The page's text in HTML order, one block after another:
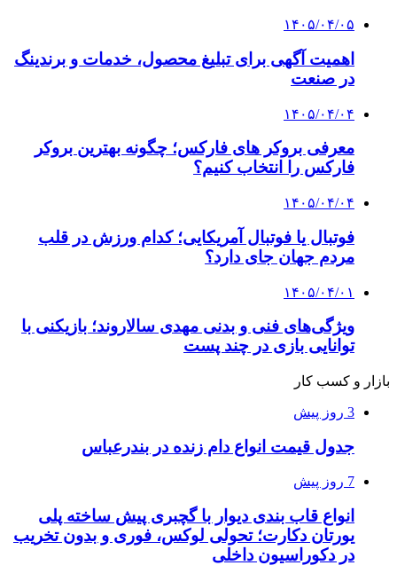
۱۴۰۵/۰۴/۰۵
اهمیت آگهی برای تبلیغ محصول، خدمات و برندینگ
در صنعت
۱۴۰۵/۰۴/۰۴
معرفی بروکر های فارکس؛ چگونه بهترین بروکر
فارکس را انتخاب کنیم؟
۱۴۰۵/۰۴/۰۴
فوتبال یا فوتبال آمریکایی؛ کدام ورزش در قلب
مردم جهان جای دارد؟
۱۴۰۵/۰۴/۰۱
ویژگی‌های فنی و بدنی مهدی سالاروند؛ بازیکنی با
توانایی بازی در چند پست
بازار و کسب کار
3 روز پیش
جدول قیمت انواع دام زنده در بندرعباس
7 روز پیش
انواع قاب بندی دیوار با گچبری پیش ساخته پلی
یورتان دکارت؛ تحولی لوکس، فوری و بدون تخریب
در دکوراسیون داخلی